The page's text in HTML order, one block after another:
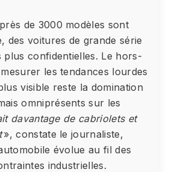
de 3000 modèles sont
des voitures de grande série
confidentielles. Le hors-
les tendances lourdes
visible reste la domination
omniprésents sur les
davantage de cabriolets et
», constate le journaliste,
évolue au fil des
industrielles.